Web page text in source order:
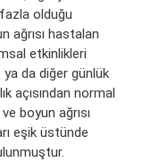
fazla olduğu
ağrısı hastalan
etkinlikleri
da diğer günlük
açısından normal
boyun ağrısı
eşik üstünde